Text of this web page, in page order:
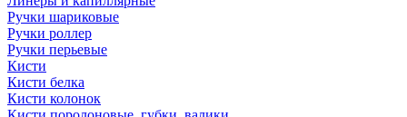
Ручки шариковые
Ручки роллер
Ручки перьевые
Кисти
Кисти белка
Кисти колонок